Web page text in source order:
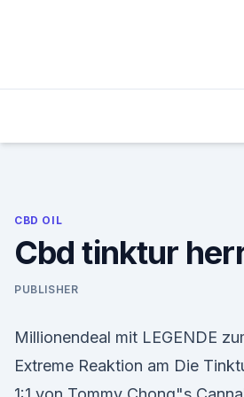
CBD OIL
Cbd tinktur
PUBLISHER
Millionendeal mit LEGENDE
Extreme Reaktion am Die